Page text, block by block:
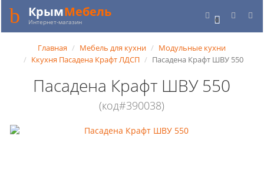
0
КрымМебель
Интернет-магазин
Главная Мебель для кухни
Модульные кухни
Ккухня Пасадена Крафт ЛДСП
Пасадена Крафт ШВУ 550
Пасадена Крафт ШВУ 550
(код#390038)